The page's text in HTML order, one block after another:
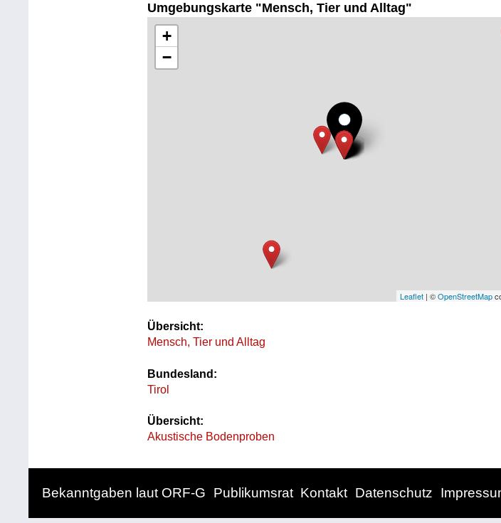
Umgebungskarte "Mensch, Tier und Alltag"
+
−
Leaflet| ©OpenStreetMap
Übersicht:
Mensch, Tier und Alltag
Bundesland:
Tirol
Übersicht:
Akustische Bodenproben
Bekanntgaben laut ORF-G Publikumsrat Kontakt Datenschutz